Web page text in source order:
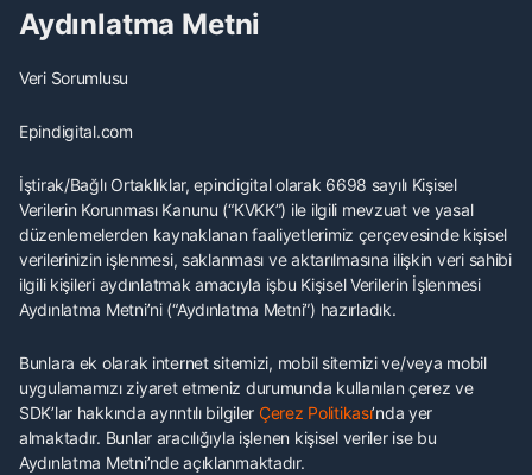
Aydınlatma Metni
Veri Sorumlusu
Epindigital.com
İştirak/Bağlı Ortaklıklar, epindigital olarak 6698 sayılı Kişisel
Verilerin Korunması Kanunu (“KVKK”) ile ilgili mevzuat ve yasal
düzenlemelerden kaynaklanan faaliyetlerimiz çerçevesinde kişisel
verilerinizin işlenmesi, saklanması ve aktarılmasına ilişkin veri sahibi
ilgili kişileri aydınlatmak amacıyla işbu Kişisel Verilerin İşlenmesi
Aydınlatma Metni’ni (“Aydınlatma Metni”) hazırladık.
Bunlara ek olarak internet sitemizi, mobil sitemizi ve/veya mobil
uygulamamızı ziyaret etmeniz durumunda kullanılan çerez ve
SDK’lar hakkında ayrıntılı bilgiler Çerez Politikası’nda yer
almaktadır. Bunlar aracılığıyla işlenen kişisel veriler ise bu
Aydınlatma Metni’nde açıklanmaktadır.